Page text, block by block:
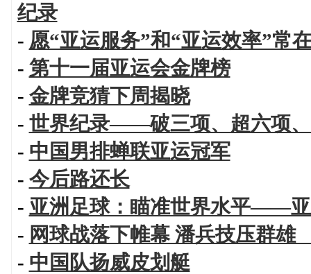
纪录
- 愿“亚运服务”和“亚运效率”常
- 第十一届亚运会金牌榜
- 金牌竞猜下周揭晓
- 世界纪录——破三项、超六项
- 中国男排蝉联亚运冠军
- 今后路还长
- 亚洲足球：瞄准世界水平——
- 网球战落下帷幕 潘兵技压群
- 中国队扬威皮划艇